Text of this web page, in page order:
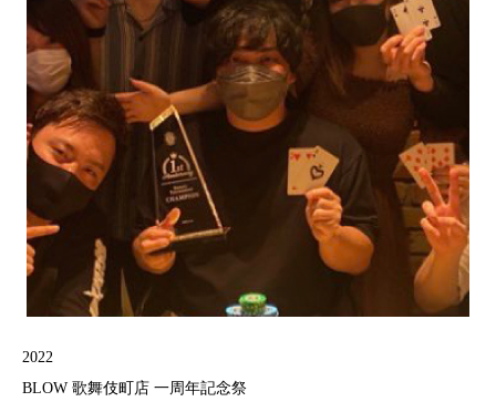
2022
BLOW 歌舞伎町店 一周年記念祭